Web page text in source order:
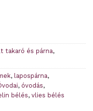
takaró és párna,
, lapospárna,
, óvodás,
bélés, vlies bélés